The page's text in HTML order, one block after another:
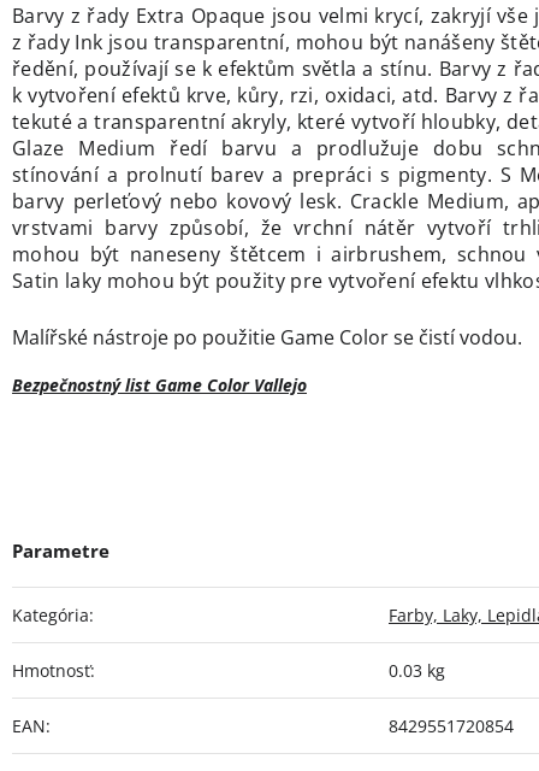
Barvy z řady Extra Opaque jsou velmi krycí, zakryjí
z řady Ink jsou transparentní, mohou být nanášeny
ředění, používají se k efektům světla a stínu. Barvy z
k vytvoření efektů krve, kůry, rzi, oxidaci, atd. Barvy z
tekuté a transparentní akryly, které vytvoří hloubky,
Glaze Medium ředí barvu a prodlužuje dobu
stínování a prolnutí barev a prepráci s pigmenty. S
barvy perleťový nebo kovový lesk. Crackle Medium,
vrstvami barvy způsobí, že vrchní nátěr vytvoří
mohou být naneseny štětcem i airbrushem, schnou
Satin laky mohou být použity pre vytvoření efektu
Malířské nástroje po použitie Game Color se čistí vodou.
Bezpečnostný list Game Color Vallejo
Kategória: Farby, Laky,
Hmotnosť: 0.03 kg
EAN: 8429551720854